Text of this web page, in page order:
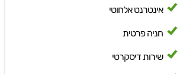
אינטרנט אלחוטי
חניה פרטית
שירות דיסקרטי